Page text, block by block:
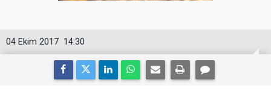
14:30
04 Ekim 2017